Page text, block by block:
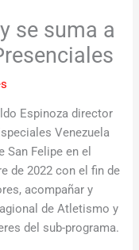
se suma a
Espinoza director
Venezuela
San Felipe en el
de 2022 con el fin de
acompañar y
de Atletismo y
del sub-programa.